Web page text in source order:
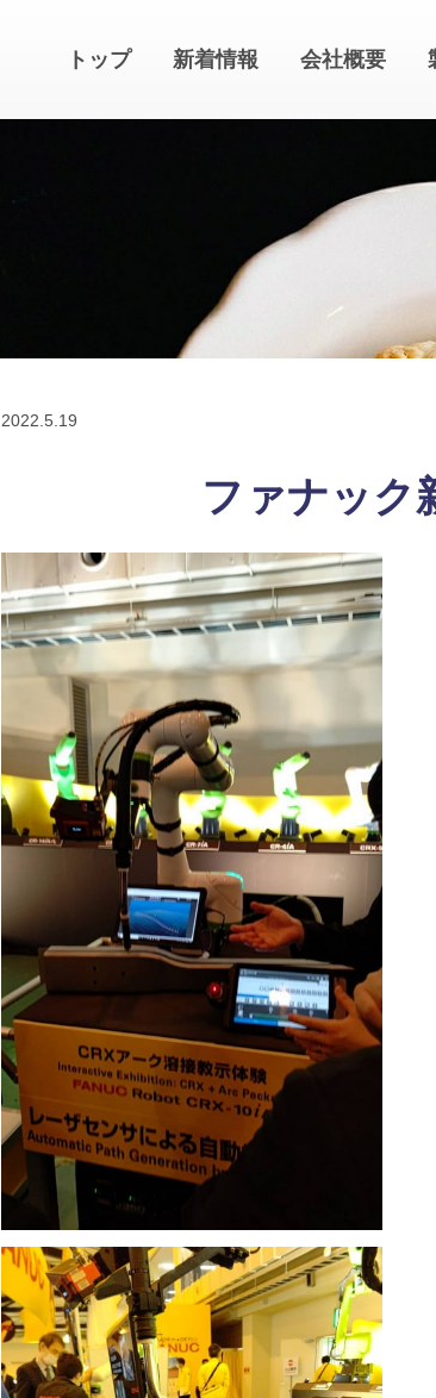
トップ 新着情報 会社概要
2022. 5.19
ファナック